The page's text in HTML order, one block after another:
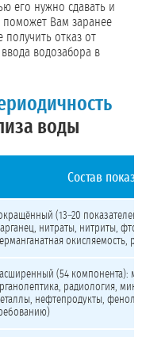
его нужно сдавать и
поможет Вам заранее
отказ от
водозабора в
воды
Состав
(13–20 показателей):
нитраты, нитриты,
окисляемость, pH
(54 компонента):
радиология,
нефтепродукты,